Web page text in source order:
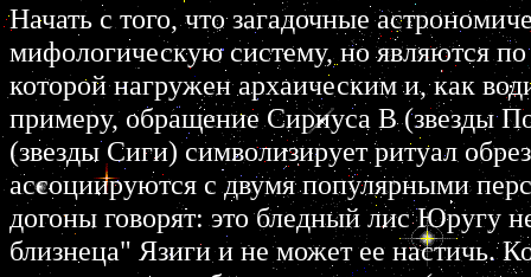
Начать с того, что загадочные
мифологическую систему, но являются
которой нагружен архаическим и, как
примеру, обращение Сириуса В (звезды
(звезды Сиги) символизирует ритуал
ассоциируются с двумя популярными
догоны говорят: это бледный лис Юругу
близнеца" Язиги и не может ее настичь.